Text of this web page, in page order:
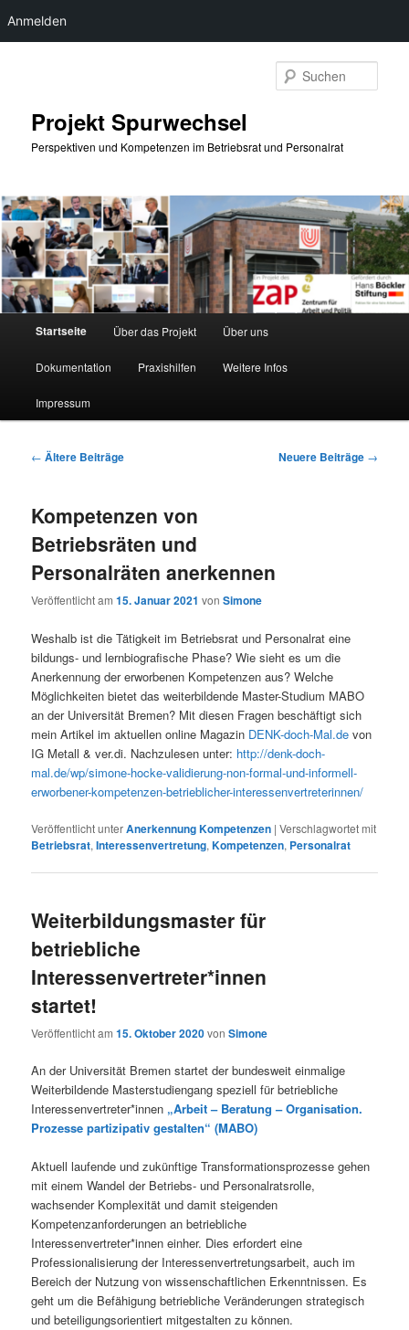
Anmelden
Projekt Spurwechsel
Perspektiven und Kompetenzen im Betriebsrat und Personalrat
HauptmenüStartseite Über das Projekt Über uns
Dokumentation Praxishilfen Weitere Infos
Impressum
Beitragsnavigation
← Ältere Beiträge Neuere Beiträge →
Kompetenzen von
Betriebsräten und
Personalräten anerkennen
Veröffentlicht am15. Januar 2021 vonSimone
Weshalb ist die Tätigkeit im Betriebsrat und Personalrat eine
bildungs- und lernbiografische Phase? Wie sieht es um die
Anerkennung der erworbenen Kompetenzen aus? Welche
Möglichkeiten bietet das weiterbildende Master-Studium MABO
an der Universität Bremen? Mit diesen Fragen beschäftigt sich
mein Artikel im aktuellen online Magazin DENK-doch-Mal.de von
IG Metall & ver.di. Nachzulesen unter: http://denk-doch-
mal.de/wp/simone-hocke-validierung-non-formal-und-informell-
erworbener-kompetenzen-betrieblicher-interessenvertreterinnen/
Veröffentlicht unterAnerkennung Kompetenzen |Verschlagwortet mit
Betriebsrat,Interessenvertretung,Kompetenzen, Personalrat
Weiterbildungsmaster für
betriebliche
Interessenvertreter*innen
startet!
Veröffentlicht am15. Oktober 2020vonSimone
An der Universität Bremen startet der bundesweit einmalige
Weiterbildende Masterstudiengang speziell für betriebliche
Interessenvertreter*innen „Arbeit – Beratung – Organisation.
Prozesse partizipativ gestalten“ (MABO)
Aktuell laufende und zukünftige Transformationsprozesse gehen
mit einem Wandel der Betriebs- und Personalratsrolle,
wachsender Komplexität und damit steigenden
Kompetenzanforderungen an betriebliche
Interessenvertreter*innen einher. Dies erfordert eine
Professionalisierung der Interessenvertretungsarbeit, auch im
Bereich der Nutzung von wissenschaftlichen Erkenntnissen. Es
geht um die Befähigung betriebliche Veränderungen strategisch
und beteiligungsorientiert mitgestalten zu können.